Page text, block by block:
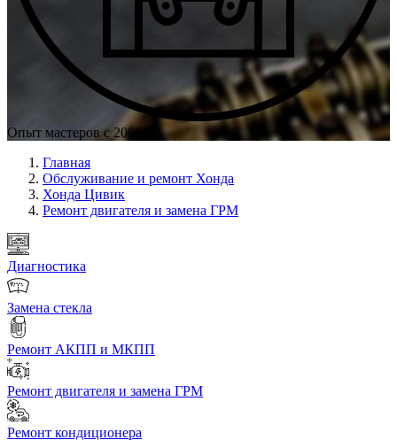
Опыт мастеров с 2008 г.
Главная
Обслуживание и ремонт Хонда
Хонда Цивик
Ремонт двигателя и замена ГРМ
Диагностика
Замена стекла
Ремонт АКПП и МКПП
Ремонт двигателя и замена ГРМ
Ремонт кондиционера